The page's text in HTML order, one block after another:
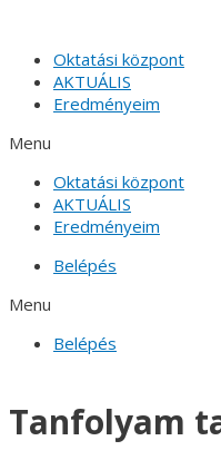
contentOktatási központ
AKTUÁLIS
Eredményeim
Menu
Oktatási központ
AKTUÁLIS
Eredményeim
Belépés
Menu
Belépés
Tanfolyam